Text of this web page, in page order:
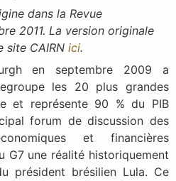
dans la Revue
2011. La version originale
site CAIRN ici.
en septembre 2009 a
les 20 plus grandes
et représente 90 % du PIB
forum de discussion des
et financières
G7 une réalité historiquement
président brésilien Lula. Ce